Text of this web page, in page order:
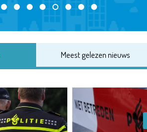
Meest gelezen nieuws